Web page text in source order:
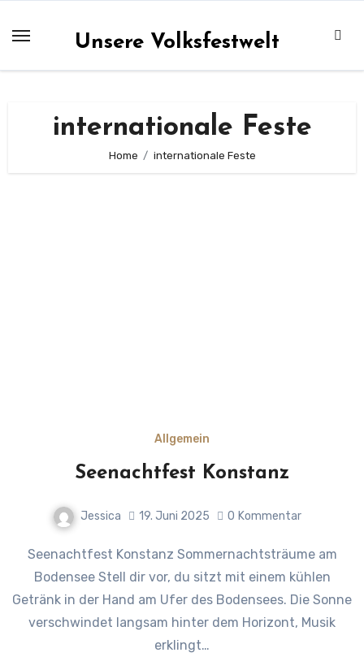
Inhalt
Unsere Volksfestwelt
internationale Feste
Home internationale Feste
Allgemein
Seenachtfest Konstanz
Jessica 19. Juni 2025 0 Kommentar
Seenachtfest Konstanz Sommernachtsträume am
Bodensee Stell dir vor, du sitzt mit einem kühlen
Getränk in der Hand am Ufer des Bodensees. Die Sonne
verschwindet langsam hinter dem Horizont, Musik
erklingt…